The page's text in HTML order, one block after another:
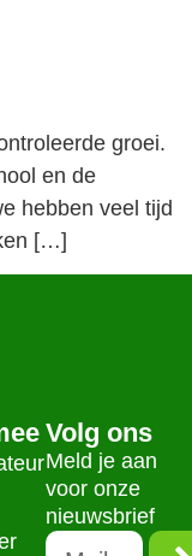
groei.
en de
hebben veel tijd
[…]
Volg ons
Meld je aan
voor onze
nieuwsbrief